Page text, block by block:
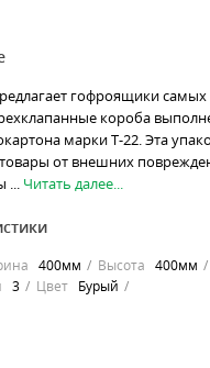
гофроящики
короба
марки Т-22. Эта
от внешних
... Читать далее...
400мм Высота 400мм
3 Цвет Бурый